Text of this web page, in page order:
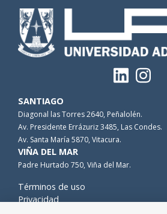
SANTIAGO
Diagonal las Torres 2640, Peñalolén.
Av. Presidente Errázuriz 3485, Las Condes.
Av. Santa María 5870, Vitacura.
VIÑA DEL MAR
Padre Hurtado 750, Viña del Mar.
Términos de uso
Privacidad